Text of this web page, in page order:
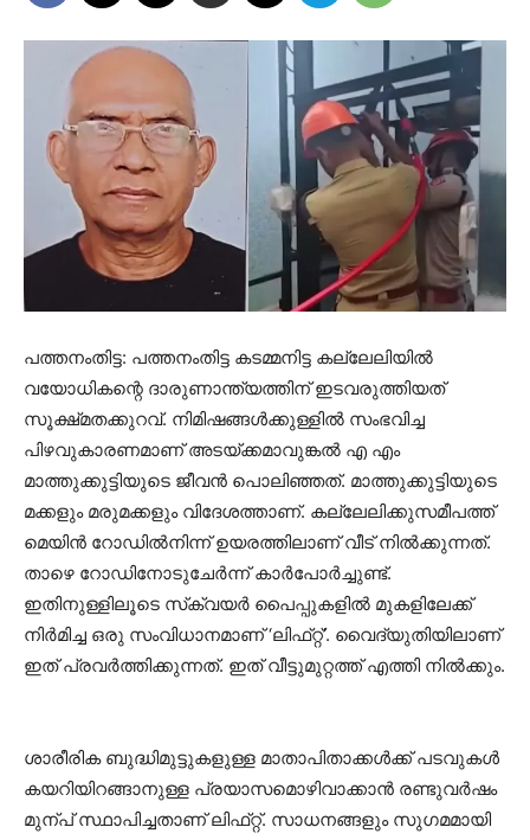
പത്തനംതിട്ട: പത്തനംതിട്ട കടമ്മനിട്ട കല്ലേലിയിൽ
വയോധികന്റെ ദാരുണാന്ത്യത്തിന്‌ ഇടവരുത്തിയത്‌
സൂക്ഷ്‌മതക്കുറവ്‌. നിമിഷങ്ങൾക്കുള്ളിൽ സംഭവിച്ച
പിഴവുകാരണമാണ്‌ അടയ്‌ക്കമാവുങ്കൽ എ എം
മാത്തുക്കുട്ടിയുടെ ജീവൻ പൊലിഞ്ഞത്‌. മാത്തുക്കുട്ടിയുടെ
മക്കളും മരുമക്കളും വിദേശത്താണ്‌. കല്ലേലിക്കുസമീപത്ത്‌
മെയിൻ റോഡിൽനിന്ന്‌ ഉയരത്തിലാണ്‌ വീട്‌ നിൽക്കുന്നത്‌.
താഴെ റോഡിനോടുചേർന്ന്‌ കാർപോർച്ചുണ്ട്‌.
ഇതിനുള്ളിലൂടെ സ്‌ക്വയർ പൈപ്പുകളിൽ മുകളിലേക്ക്‌
നിർമിച്ച ഒരു സംവിധാനമാണ്‌ ‘ലിഫ്‌റ്റ്‌’. വൈദ്യുതിയിലാണ്‌
ഇത്‌ പ്രവർത്തിക്കുന്നത്‌. ഇത്‌ വീട്ടുമുറ്റത്ത്‌ എത്തി നിൽക്കും.
ശാരീരിക ബുദ്ധിമുട്ടുകളുള്ള മാതാപിതാക്കൾക്ക്‌ പടവുകൾ
കയറിയിറങ്ങാനുള്ള പ്രയാസമൊഴിവാക്കാൻ രണ്ടുവർഷം
മുന്പ്‌ സ്ഥാപിച്ചതാണ്‌ ലിഫ്‌റ്റ്‌. സാധനങ്ങളും സുഗമമായി